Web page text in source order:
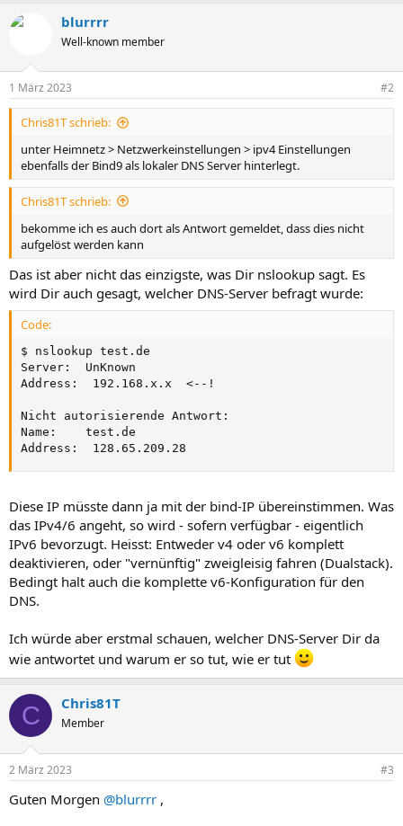
blurrrr
Well-known member
1 März 2023 #2
Chris81T schrieb:
unter Heimnetz > Netzwerkeinstellungen > ipv4 Einstellungen
ebenfalls der Bind9 als lokaler DNS Server hinterlegt.
Chris81T schrieb:
bekomme ich es auch dort als Antwort gemeldet, dass dies nicht
aufgelöst werden kann
Das ist aber nicht das einzigste, was Dir nslookup sagt. Es
wird Dir auch gesagt, welcher DNS-Server befragt wurde:
Code:
$ nslookup test.de
Server:  UnKnown
Address:  192.168.x.x  <--!
Nicht autorisierende Antwort:
Name:    test.de
Address:  128.65.209.28
Diese IP müsste dann ja mit der bind-IP übereinstimmen. Was
das IPv4/6 angeht, so wird - sofern verfügbar - eigentlich
IPv6 bevorzugt. Heisst: Entweder v4 oder v6 komplett
deaktivieren, oder "vernünftig" zweigleisig fahren (Dualstack).
Bedingt halt auch die komplette v6-Konfiguration für den
DNS.
Ich würde aber erstmal schauen, welcher DNS-Server Dir da
wie antwortet und warum er so tut, wie er tut
C Chris81T
Member
2 März 2023 #3
Guten Morgen @blurrrr ,